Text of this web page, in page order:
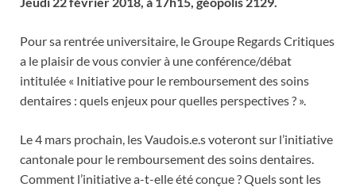
Pour sa rentrée universitaire, le Groupe Regards Critiques
a le plaisir de vous convier à une conférence/débat
intitulée « Initiative pour le remboursement des soins
dentaires : quels enjeux pour quelles perspectives ? ».
Le 4 mars prochain, les Vaudois.e.s voteront sur l’initiative
cantonale pour le remboursement des soins dentaires.
Comment l’initiative a-t-elle été conçue ? Quels sont les